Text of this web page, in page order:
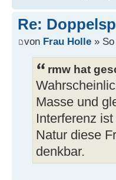
Re:
von Frau Holle »
rmw hat
Masse und
Interferenz
Natur diese
denkbar.